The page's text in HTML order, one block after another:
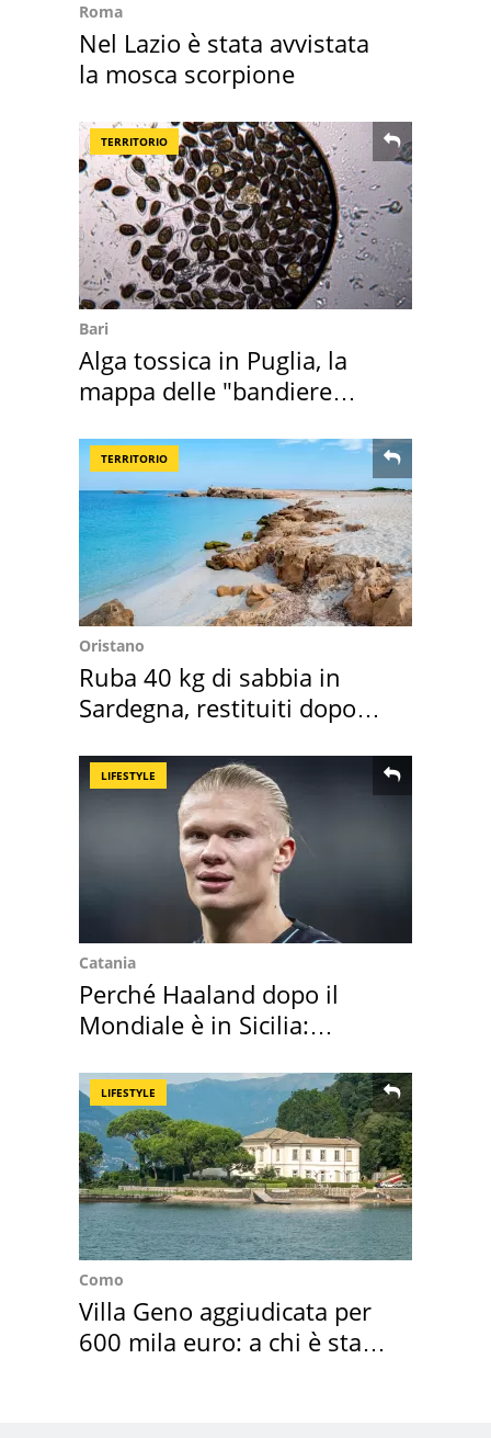
Roma
Nel Lazio è stata avvistata
la mosca scorpione
TERRITORIO
Bari
Alga tossica in Puglia, la
mappa delle "bandiere
TERRITORIO
Oristano
Ruba 40 kg di sabbia in
Sardegna, restituiti dopo
LIFESTYLE
Catania
Perché Haaland dopo il
Mondiale è in Sicilia:
LIFESTYLE
Como
Villa Geno aggiudicata per
600 mila euro: a chi è stata